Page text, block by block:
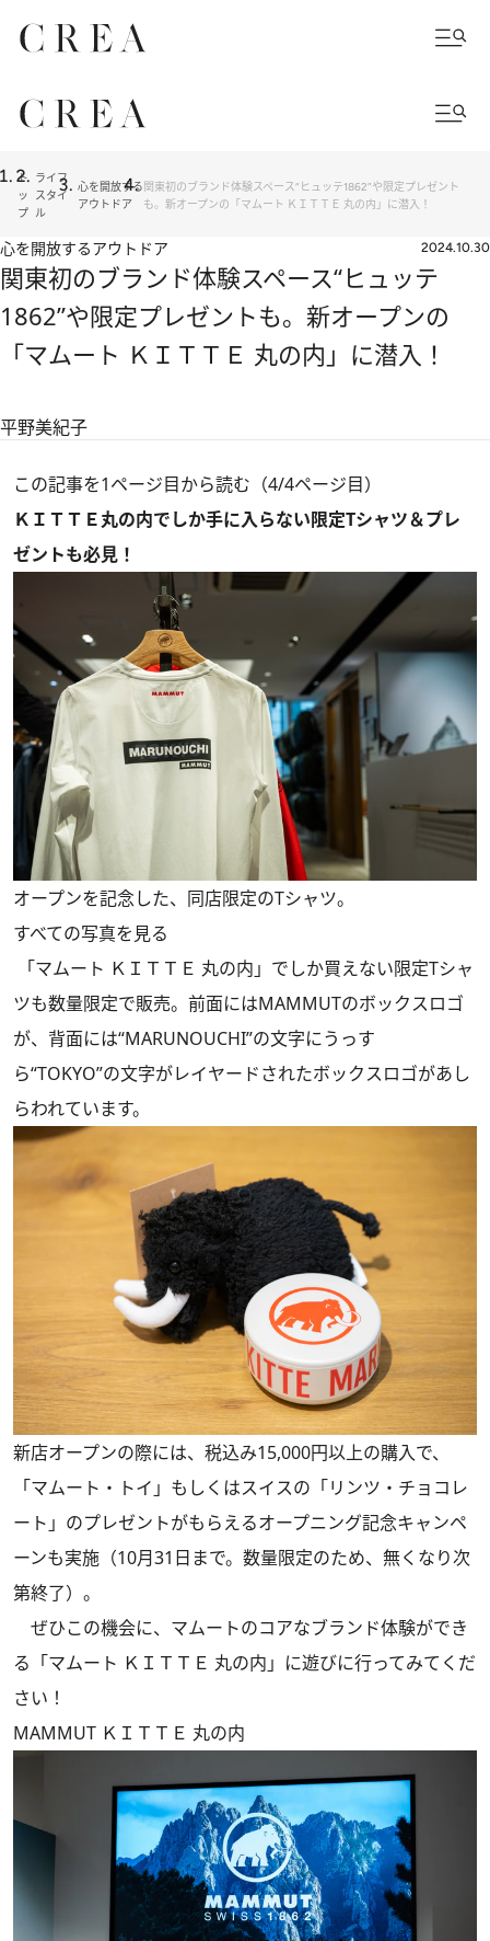
ト
ッ
プ
ライフ
スタイ
ル
心を開放する
アウトドア
関東初のブランド体験スペース“ヒュッテ1862”や限定プレゼント
も。新オープンの「マムート ＫＩＴＴＥ 丸の内」に潜入！
心を開放するアウトドア 2024.10.30
関東初のブランド体験スペース“ヒュッテ
1862”や限定プレゼントも。新オープンの
「マムート ＫＩＴＴＥ 丸の内」に潜入！
平野美紀子
この記事を1ページ目から読む（4/4ページ目）
ＫＩＴＴＥ丸の内でしか手に入らない限定Tシャツ＆プレ
ゼントも必見！
オープンを記念した、同店限定のTシャツ。
すべての写真を見る
「マムート ＫＩＴＴＥ 丸の内」でしか買えない限定Tシャ
ツも数量限定で販売。前面にはMAMMUTのボックスロゴ
が、背面には“MARUNOUCHI”の文字にうっす
ら“TOKYO”の文字がレイヤードされたボックスロゴがあし
らわれています。
新店オープンの際には、税込み15,000円以上の購入で、
「マムート・トイ」もしくはスイスの「リンツ・チョコレ
ート」のプレゼントがもらえるオープニング記念キャンペ
ーンも実施（10月31日まで。数量限定のため、無くなり次
第終了）。
ぜひこの機会に、マムートのコアなブランド体験ができ
る「マムート ＫＩＴＴＥ 丸の内」に遊びに行ってみてくだ
さい！
MAMMUT ＫＩＴＴＥ 丸の内